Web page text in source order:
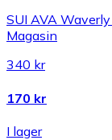
SUI AVA
Magasin
340 kr
170 kr
I lager